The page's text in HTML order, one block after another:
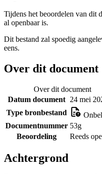
Tijdens het beoordelen van dit
al openbaar is.
Dit bestand zal spoedig
eens.
Over dit document
Over dit document
Datum document 24 mei
Type bronbestand
Documentnummer 53g
Beoordeling
Reeds
Achtergrond